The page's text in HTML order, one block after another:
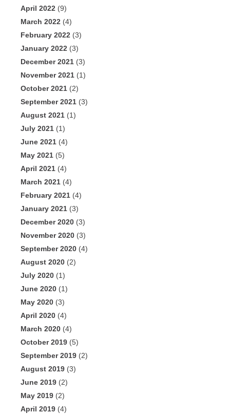
April 2022 (9)
March 2022 (4)
February 2022 (3)
January 2022 (3)
December 2021 (3)
November 2021 (1)
October 2021 (2)
September 2021 (3)
August 2021 (1)
July 2021 (1)
June 2021 (4)
May 2021 (5)
April 2021 (4)
March 2021 (4)
February 2021 (4)
January 2021 (3)
December 2020 (3)
November 2020 (3)
September 2020 (4)
August 2020 (2)
July 2020 (1)
June 2020 (1)
May 2020 (3)
April 2020 (4)
March 2020 (4)
October 2019 (5)
September 2019 (2)
August 2019 (3)
June 2019 (2)
May 2019 (2)
April 2019 (4)